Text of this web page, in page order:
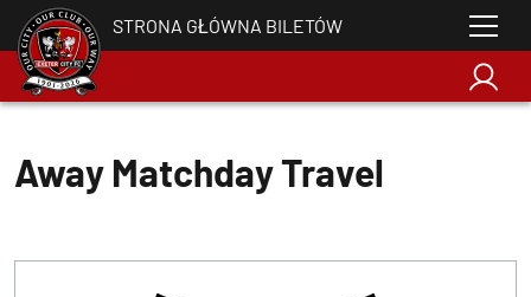
STRONA GŁÓWNA BILETÓW
Away Matchday Travel